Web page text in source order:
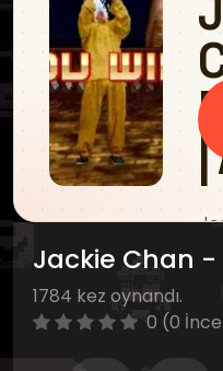
Jackie Chan -
1784 kez oynandı.
0 (0